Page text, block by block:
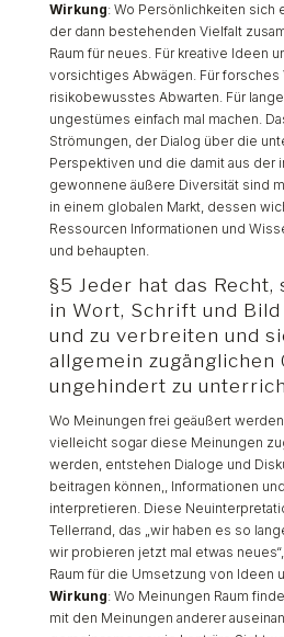
Wirkung: Wo Persönlichkeiten sich
der dann bestehenden Vielfalt
Raum für neues. Für kreative Ideen
vorsichtiges Abwägen. Für forsches
risikobewusstes Abwarten. Für
ungestümes einfach mal machen.
Strömungen, der Dialog über die
Perspektiven und die damit aus der
gewonnene äußere Diversität sind
in einem globalen Markt, dessen
Ressourcen Informationen und
und behaupten.
§5 Jeder hat das Recht,
in Wort, Schrift und
und zu verbreiten und
allgemein zugänglichen
ungehindert zu
Wo Meinungen frei geäußert
vielleicht sogar diese Meinungen
werden, entstehen Dialoge und
beitragen können,, Informationen
interpretieren. Diese
Tellerrand, das „wir haben es so
wir probieren jetzt mal etwas
Raum für die Umsetzung von Ideen
Wirkung: Wo Meinungen Raum
mit den Meinungen anderer